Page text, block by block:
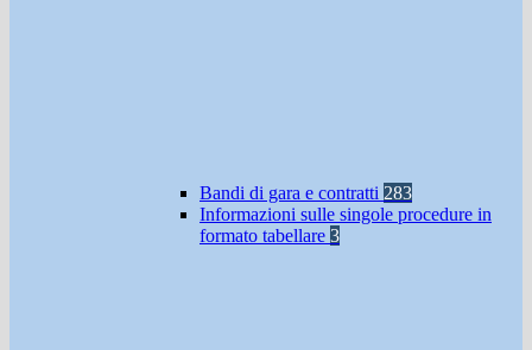
Bandi di gara e contratti 283
Informazioni sulle singole procedure in
formato tabellare 3